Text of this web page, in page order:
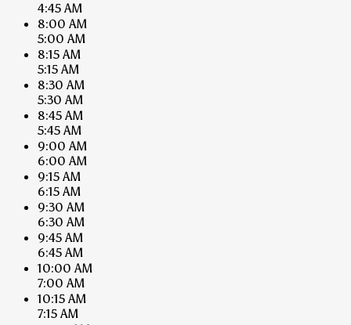
4:45 AM
8:00 AM
5:00 AM
8:15 AM
5:15 AM
8:30 AM
5:30 AM
8:45 AM
5:45 AM
9:00 AM
6:00 AM
9:15 AM
6:15 AM
9:30 AM
6:30 AM
9:45 AM
6:45 AM
10:00 AM
7:00 AM
10:15 AM
7:15 AM